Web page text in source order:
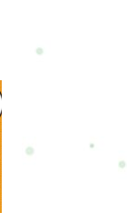
性があるので多
ことにそれを楽
です。外観は普
に「Refresh
っと反対側にま
が、気にせずに
※車高が低い車
です。メニュー
フォームホット